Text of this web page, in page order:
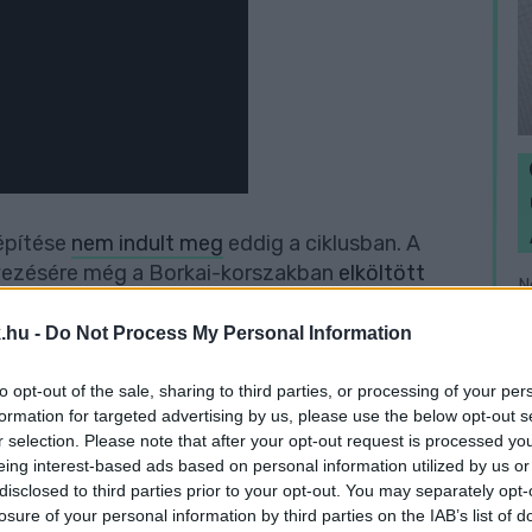
- Do Not Process My Personal Information
opt-out of the sale, sharing to third parties, or processing of your
for targeted advertising by us, please use the below opt-out
selection. Please note that after your opt-out request is processed
interest-based ads based on personal information utilized by us
to third parties prior to your opt-out. You may separately
of your personal information by third parties on the IAB’s list of
nem indult meg eddig a ciklusban. A
még a Borkai-korszakban elköltött
negyed előzetes tervei is kétszer, két
elmúlt négy évben, de közben kiderült, hogy
állapotban lévő II. János Pál pápa tér
A polgármester szerint a színház maga
dolgoznak rajta. 2020-ban egyébként még